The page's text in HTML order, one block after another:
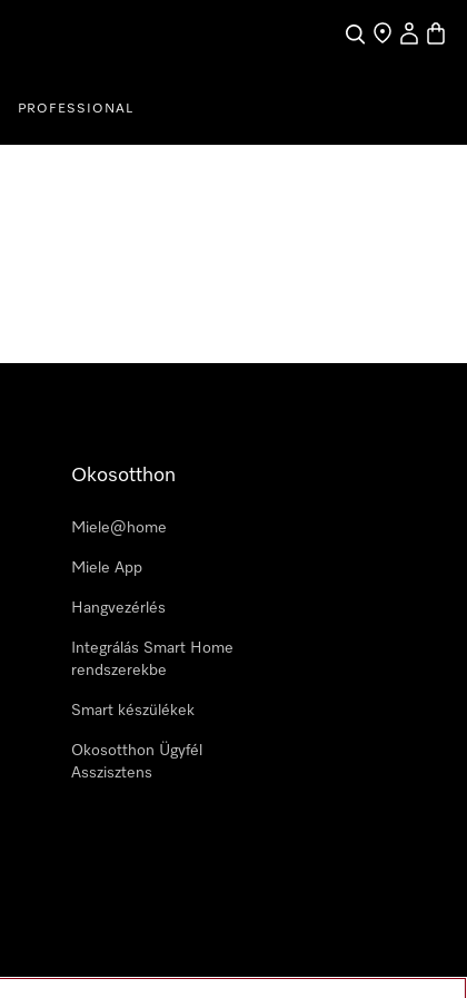
KeresesÜzletkereső
Saját profil
PROFESSIONAL
Okosotthon
Miele@home
Miele App
Hangvezérlés
Integrálás Smart Home
rendszerekbe
Smart készülékek
Okosotthon Ügyfél
Asszisztens